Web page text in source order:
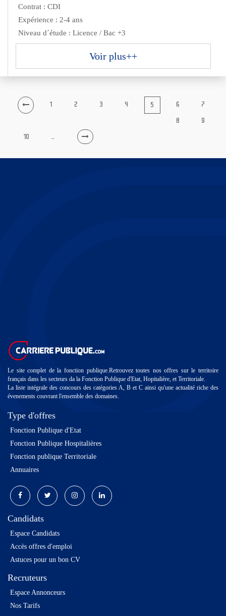
Contrat : CDI
Expérience : 2-4 ans
Niveau d´étude : Licence / Bac +3
Voir plus++
1 2 3 4 5 6 7
8 9
10 …
Le site complet de la fonction publique.Retrouvez toutes nos offres sur le territoire
français dans les secteurs da la Fonction Publique d'Etat, Hopitalière, et Territoriale.
La liste intégrale des concours des catégories A, B et C ainsi qu'une actualité riche des
évenements couvrant l'ensemble des domaines.
Type d'offres
Fonction Publique d'Etat
Fonction Publique Hospitalières
Fonction publique Territoriale
Annuaires
Candidats
Espace Candidats
Accès offres d'emploi
Astuces pour un bon CV
Recruteurs
Espace Annonceurs
Nos Tarifs